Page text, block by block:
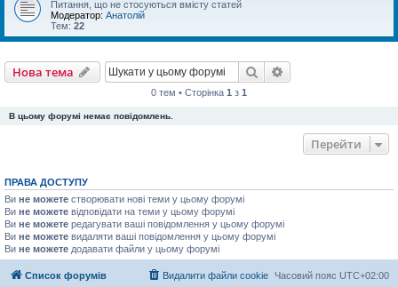
Питання, що не стосуються вмісту статей
Модератор: Анатолій
Тем: 22
Нова тема Пошук
0 тем • Сторінка 1 з 1
В цьому форумі немає повідомлень.
Перейти
ПРАВА ДОСТУПУ
Ви не можете створювати нові теми у цьому форумі
Ви не можете відповідати на теми у цьому форумі
Ви не можете редагувати ваші повідомлення у цьому форумі
Ви не можете видаляти ваші повідомлення у цьому форумі
Ви не можете додавати файли у цьому форумі
Список форумів Часовий пояс UTC+02:00
Видалити файли cookie